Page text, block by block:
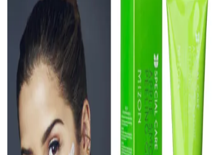
ВЕРНУТЬСЯ К БЛОГУ
ВОЙТИ С ПОМОЩЬЮ ЗВОНКА
ПЕРЕЧИСЛИТЬ
ВЕРНУТЬСЯ